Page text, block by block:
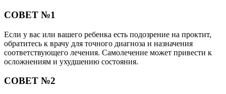
СОВЕТ №1
Если у вас или вашего ребенка есть подозрение на проктит,
обратитесь к врачу для точного диагноза и назначения
соответствующего лечения. Самолечение может привести к
осложнениям и ухудшению состояния.
СОВЕТ №2